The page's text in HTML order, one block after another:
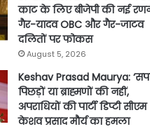
काट के लिए बीजेपी की नई
गैर-यादव OBC और गैर-जाटव
दलितों पर फोकस
August 5, 2026
Keshav Prasad Maurya:
पिछड़ों या ब्राह्मणों की नहीं,
अपराधियों की पार्टी डिप्टी सीएम
केशव प्रसाद मौर्य का हमला